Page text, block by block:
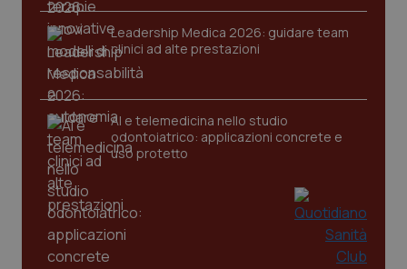
Leadership Medica 2026: guidare team
clinici ad alte prestazioni
AI e telemedicina nello studio
odontoiatrico: applicazioni concrete e
uso protetto
CookieScriptConsent
CookieScript
www.quotidianosanita.it
tracking-sites-ironfish-
www.quotidianosanita.it